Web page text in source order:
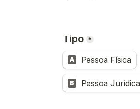
Tipo *
A Pessoa Física
B Pessoa Jurídica